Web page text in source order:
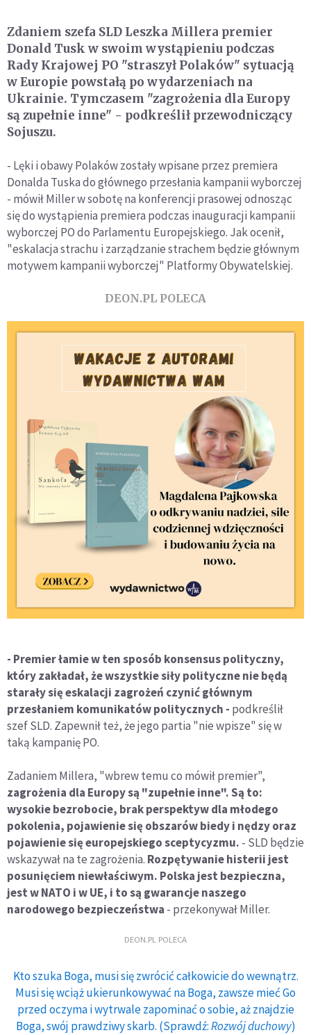
Zdaniem szefa SLD Leszka Millera premier
Donald Tusk w swoim wystąpieniu podczas
Rady Krajowej PO "straszył Polaków" sytuacją
w Europie powstałą po wydarzeniach na
Ukrainie. Tymczasem "zagrożenia dla Europy
są zupełnie inne" - podkreślił przewodniczący
Sojuszu.
- Lęki i obawy Polaków zostały wpisane przez premiera
Donalda Tuska do głównego przesłania kampanii wyborczej
- mówił Miller w sobotę na konferencji prasowej odnosząc
się do wystąpienia premiera podczas inauguracji kampanii
wyborczej PO do Parlamentu Europejskiego. Jak ocenił,
"eskalacja strachu i zarządzanie strachem będzie głównym
motywem kampanii wyborczej" Platformy Obywatelskiej.
DEON.PL POLECA
- Premier łamie w ten sposób konsensus polityczny,
który zakładał, że wszystkie siły polityczne nie będą
starały się eskalacji zagrożeń czynić głównym
przesłaniem komunikatów politycznych - podkreślił
szef SLD. Zapewnił też, że jego partia "nie wpisze" się w
taką kampanię PO.
Zadaniem Millera, "wbrew temu co mówił premier",
zagrożenia dla Europy są "zupełnie inne". Są to:
wysokie bezrobocie, brak perspektyw dla młodego
pokolenia, pojawienie się obszarów biedy i nędzy oraz
pojawienie się europejskiego sceptycyzmu. - SLD będzie
wskazywał na te zagrożenia. Rozpętywanie histerii jest
posunięciem niewłaściwym. Polska jest bezpieczna,
jest w NATO i w UE, i to są gwarancje naszego
narodowego bezpieczeństwa - przekonywał Miller.
DEON.PL POLECA
Kto szuka Boga, musi się zwrócić całkowicie do wewnątrz.
Musi się wciąż ukierunkowywać na Boga, zawsze mieć Go
przed oczyma i wytrwale zapominać o sobie, aż znajdzie
Boga, swój prawdziwy skarb. (Sprawdź:Rozwój duchowy)